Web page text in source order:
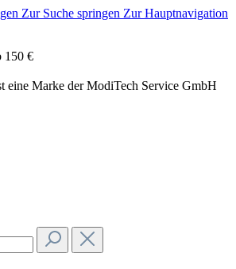
Zur Suche springen Zur Hauptnavigation
150 €
eine Marke der ModiTech Service GmbH